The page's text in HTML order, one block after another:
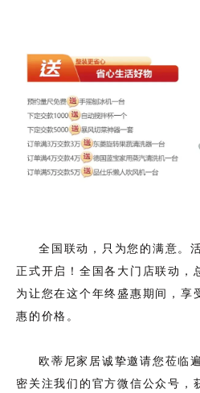
全国联动，只为您的满意。
正式开启！全国各大门店联动，
为让您在这个年终盛惠期间，享
惠的价格。
欧蒂尼家居诚挚邀请您莅临
密关注我们的官方微信公众号，